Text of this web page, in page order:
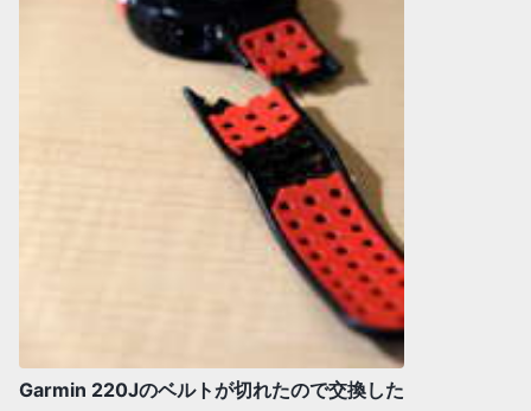
Garmin 220Jのベルトが切れたので交換した